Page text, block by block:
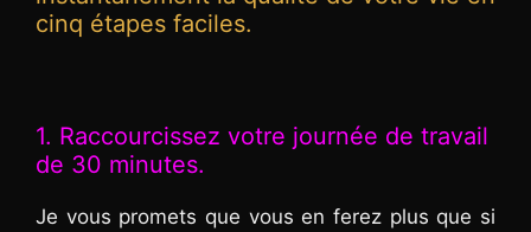
cinq étapes faciles.
1. Raccourcissez votre journée de travail
de 30 minutes.
Je vous promets que vous en ferez plus que si